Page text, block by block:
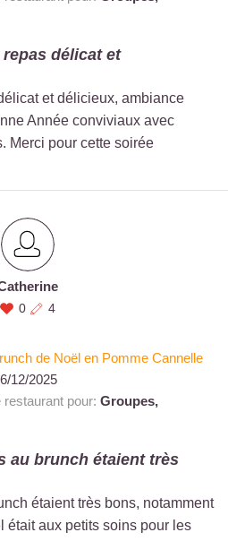
délicat et
et délicieux, ambiance
Année conviviaux avec
Merci pour cette soirée
0 4
de Noël en Pomme Cannelle
12/2025
pour: Groupes,
au brunch étaient très
étaient très bons, notamment
était aux petits soins pour les